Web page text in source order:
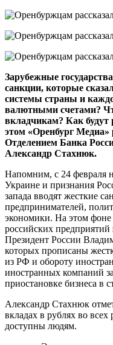
Зарубежные
санкции, которые
системы страны и
валютными счетами?
вкладчикам? Как будут
этом «Оренбург
Отделением Банка
Александр Стахнюк.
Напомним, с 24 февраля
Украине и признания
запада вводят жесткие
предпринимателей,
экономики. На этом фоне
российских предприятий
Президент России
которых прописаны
из РФ и обороту
иностранных компаний
приостановке бизнеса в
Александр Стахнюк
вкладах в рублях во
доступны людям.